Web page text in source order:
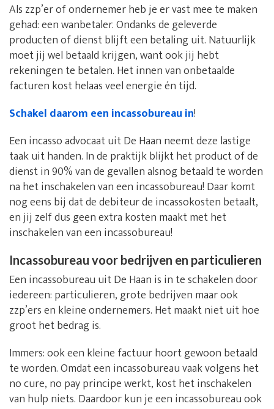
Als zzp’er of ondernemer heb je er vast mee te maken
gehad: een wanbetaler. Ondanks de geleverde
producten of dienst blijft een betaling uit. Natuurlijk
moet jij wel betaald krijgen, want ook jij hebt
rekeningen te betalen. Het innen van onbetaalde
facturen kost helaas veel energie én tijd.
Schakel daarom een incassobureau in!
Een incasso advocaat uit De Haan neemt deze lastige
taak uit handen. In de praktijk blijkt het product of de
dienst in 90% van de gevallen alsnog betaald te worden
na het inschakelen van een incassobureau! Daar komt
nog eens bij dat de debiteur de incassokosten betaalt,
en jij zelf dus geen extra kosten maakt met het
inschakelen van een incassobureau!
Incassobureau voor bedrijven en particulieren
Een incassobureau uit De Haan is in te schakelen door
iedereen: particulieren, grote bedrijven maar ook
zzp’ers en kleine ondernemers. Het maakt niet uit hoe
groot het bedrag is.
Immers: ook een kleine factuur hoort gewoon betaald
te worden. Omdat een incassobureau vaak volgens het
no cure, no pay principe werkt, kost het inschakelen
van hulp niets. Daardoor kun je een incassobureau ook